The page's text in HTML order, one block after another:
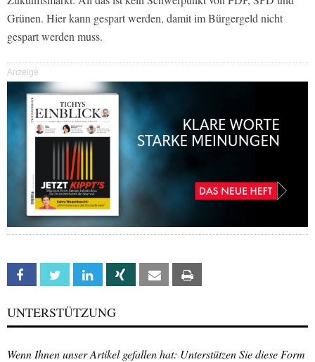
Grünen. Hier kann gespart werden, damit im Bürgergeld nicht
gespart werden muss.
Anzeige
Facebook Twitter Linkedin Xing Email
UNTERSTÜTZUNG
Wenn Ihnen unser Artikel gefallen hat: Unterstützen Sie diese Form